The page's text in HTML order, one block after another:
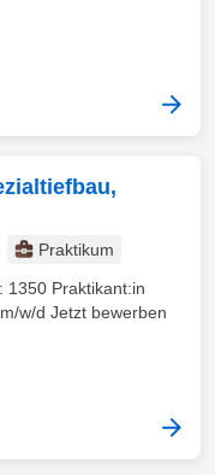
Praktikum
1350 Praktikant:in
m/w/d Jetzt bewerben